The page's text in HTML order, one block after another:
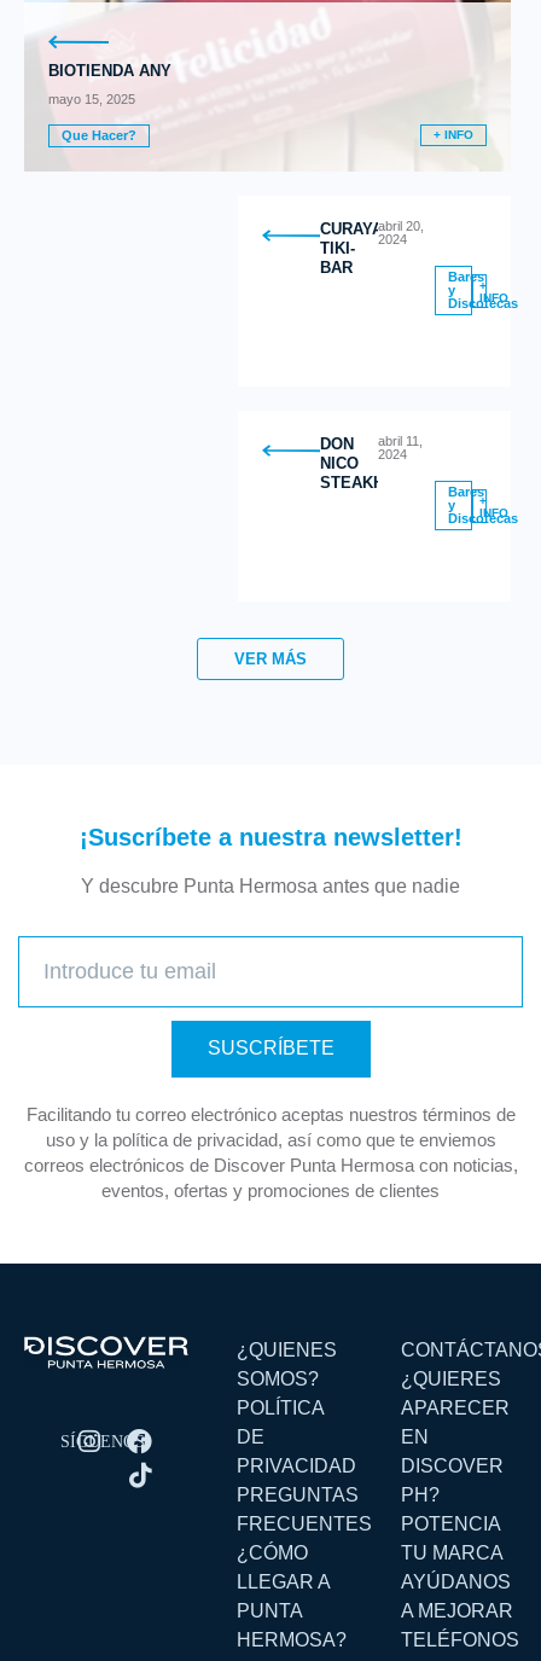
BIOTIENDA ANY
mayo 15, 2025
Que Hacer? + INFO
CURAYACU
TIKI-
BAR
abril 20,
2024
Bares
y
Discotecas
+
INFO
DON
NICO
STEAKHOUSE
abril 11,
2024
Bares
y
Discotecas
+
INFO
VER MÁS
¡Suscríbete a nuestra newsletter!
Y descubre Punta Hermosa antes que nadie
SUSCRÍBETE
Facilitando tu correo electrónico aceptas nuestros términos de
uso y la política de privacidad, así como que te enviemos
correos electrónicos de Discover Punta Hermosa con noticias,
eventos, ofertas y promociones de clientes
¿QUIENES
SOMOS?
POLÍTICA
DE
PRIVACIDAD
PREGUNTAS
FRECUENTES
¿CÓMO
LLEGAR A
PUNTA
HERMOSA?
¿QUIERES
APARECER
EN
DISCOVER
PH?
POTENCIA
TU MARCA
AYÚDANOS
A MEJORAR
TELÉFONOS